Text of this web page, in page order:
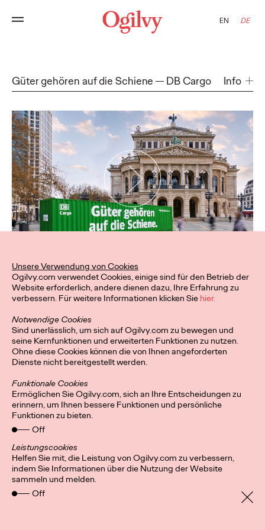
EN DE
Güter gehören auf die Schiene DB Cargo Info
Privacy Policy
Impressum
Unsere Verwendung von Cookies
Ogilvy.com verwendet Cookies, einige sind für den Betrieb der
Website erforderlich, andere dienen dazu, Ihre Erfahrung zu
verbessern. Für weitere Informationen klicken Sie hier.
Notwendige Cookies
Sind unerlässlich, um sich auf Ogilvy.com zu bewegen und
seine Kernfunktionen und erweiterten Funktionen zu nutzen.
Ohne diese Cookies können die von Ihnen angeforderten
Dienste nicht bereitgestellt werden.
Funktionale Cookies
Ermöglichen Sie Ogilvy.com, sich an Ihre Entscheidungen zu
erinnern, um Ihnen bessere Funktionen und persönliche
Funktionen zu bieten.
Off
Leistungscookies
Helfen Sie mit, die Leistung von Ogilvy.com zu verbessern,
indem Sie Informationen über die Nutzung der Website
sammeln und melden.
Off